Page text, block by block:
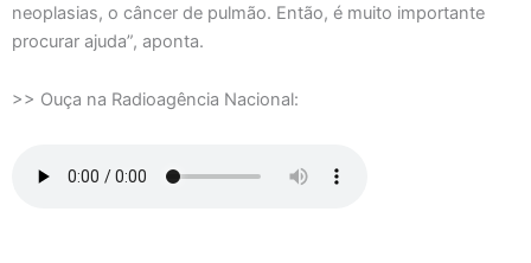
neoplasias, o câncer de pulmão. Então, é muito importante
procurar ajuda”, aponta.
>> Ouça na Radioagência Nacional: